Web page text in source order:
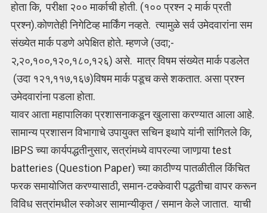
होता कि, परीक्षा २०० मार्काची होती. (१०० प्रश्न २ मार्क प्रती
प्रश्न).कोणतेही निगेटिव्ह मार्किंग नव्हते. त्यामुळे सर्व उमेदवारांना सम
संख्येत मार्क पडणे अपेक्षित होते. म्हणजे (उदा;-
२,२०,१००,१२०,१८०,१२६) असे. मात्र विषम संख्येत मार्क पडलेत
(उदा १२१,११७,१६७)विषम मार्क पडूच कसे शकतात. असा प्रश्न
उमेदवारांना पडला होता.
यावर आता महापालिका प्रशासनाकडून खुलासा करण्यात आला आहे.
सामान्य प्रशासन विभागाचे उपायुक्त सचिन इथापे यांनी सांगितले कि,
IBPS च्या कार्यपद्धतीनुसार, सत्रांमध्ये वापरल्या जाणार्‍या test
batteries (Question Paper) च्या काठीण्य पातळीतील किंचित
फरक समायोजित करण्यासाठी, समान-टक्केवारी पद्धतीचा वापर करून
विविध सत्रांमधील स्कोअर सामान्यीकृत / समान केले जातात. याची